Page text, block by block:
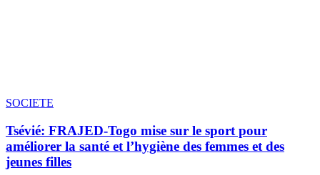
SOCIETE
Tsévié: FRAJED-Togo mise sur le sport pour
améliorer la santé et l’hygiène des femmes et des
jeunes filles